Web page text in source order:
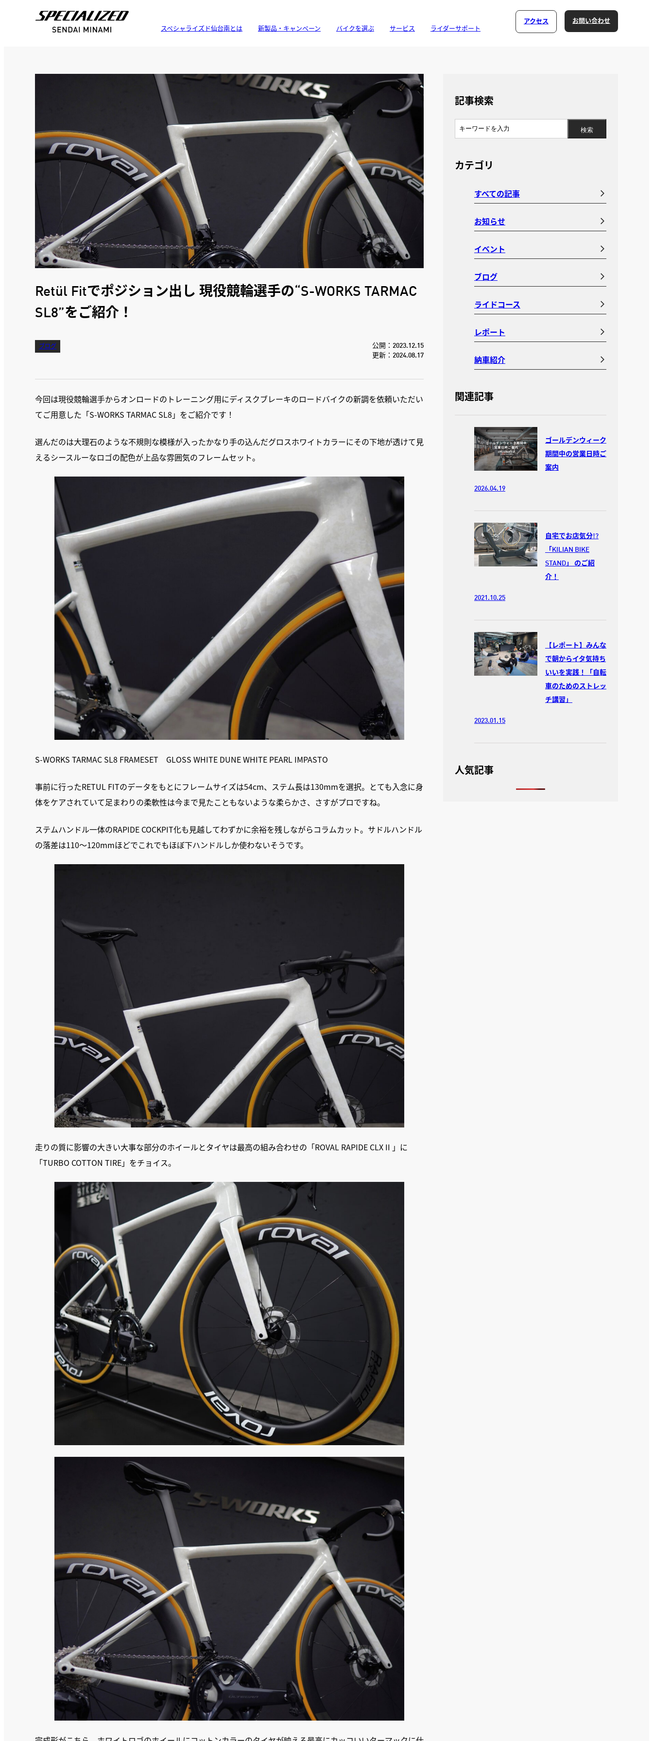
スペシャライズド仙台南とは 新製品・キャンペーン バイクを選ぶ サービス ライダーサポート
アクセス お問い合わせ
Retül Fitでポジション出し 現役競輪選手の“S-WORKS TARMAC
SL8”をご紹介！
ブログ
公開：2023.12.15
更新：2024.08.17
今回は現役競輪選手からオンロードのトレーニング用にディスクブレーキのロードバイクの新調を依頼いただい
てご用意した「S-WORKS TARMAC SL8」をご紹介です！
選んだのは大理石のような不規則な模様が入ったかなり手の込んだグロスホワイトカラーにその下地が透けて見
えるシースルーなロゴの配色が上品な雰囲気のフレームセット。
S-WORKS TARMAC SL8 FRAMESET GLOSS WHITE DUNE WHITE PEARL IMPASTO
事前に行ったRETUL FITのデータをもとにフレームサイズは54cm、ステム長は130mmを選択。とても入念に身
体をケアされていて足まわりの柔軟性は今まで見たこともないような柔らかさ、さすがプロですね。
ステムハンドル一体のRAPIDE COCKPIT化も見越してわずかに余裕を残しながらコラムカット。サドルハンドル
の落差は110～120mmほどでこれでもほぼ下ハンドルしか使わないそうです。
走りの質に影響の大きい大事な部分のホイールとタイヤは最高の組み合わせの「ROVAL RAPIDE CLX II 」に
「TURBO COTTON TIRE」をチョイス。
記事検索
カテゴリ
すべての記事
お知らせ
イベント
ブログ
ライドコース
レポート
納車紹介
関連記事
ゴールデンウィーク
期間中の営業日時ご
案内
2026.04.19
自宅でお店気分!?
「KILIAN BIKE
STAND」 のご紹
介！
2021.10.25
【レポート】みんな
で朝からイタ気持ち
いいを実践！「自転
車のためのストレッ
チ講習」
2023.01.15
人気記事